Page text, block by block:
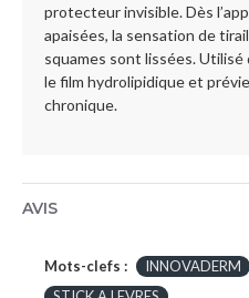
protecteur invisible. Dès
apaisées, la sensation de
squames sont lissées.
le film hydrolipidique et
chronique.
AVIS
Mots-clefs : INNOVADERM